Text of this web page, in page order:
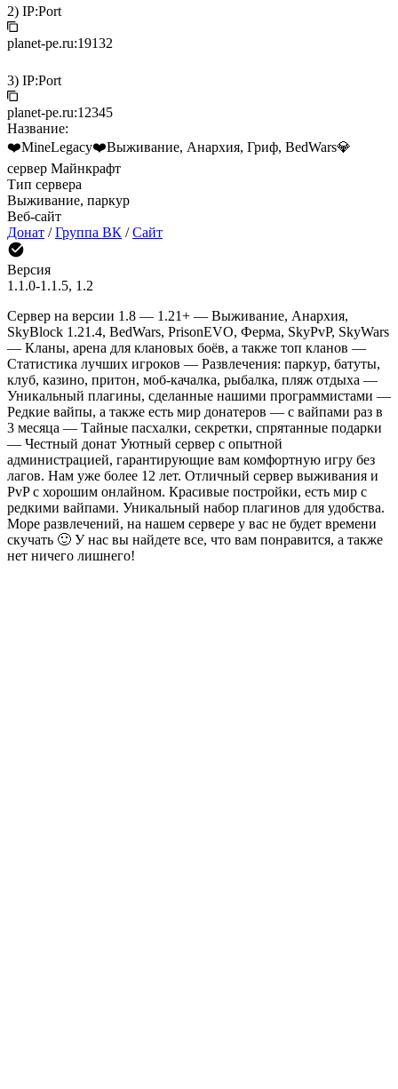
2) IP:Port
planet-pe.ru:19132
3) IP:Port
planet-pe.ru:12345
Название:
❤️MineLegacy❤️Выживание, Анархия, Гриф, BedWars💎
сервер Майнкрафт
Тип сервера
Выживание, паркур
Веб-сайт
Донат /Группа ВК /Сайт
Версия
1.1.0-1.1.5, 1.2
Сервер на версии 1.8 — 1.21+ — Выживание, Анархия,
SkyBlock 1.21.4, BedWars, PrisonEVO, Ферма, SkyPvP, SkyWars
— Кланы, арена для клановых боёв, а также топ кланов —
Статистика лучших игроков — Развлечения: паркур, батуты,
клуб, казино, притон, моб-качалка, рыбалка, пляж отдыха —
Уникальный плагины, сделанные нашими программистами —
Редкие вайпы, а также есть мир донатеров — с вайпами раз в
3 месяца — Тайные пасхалки, секретки, спрятанные подарки
— Честный донат Уютный сервер с опытной
администрацией, гарантирующие вам комфортную игру без
лагов. Нам уже более 12 лет. Отличный сервер выживания и
PvP с хорошим онлайном. Красивые постройки, есть мир c
редкими вайпами. Уникальный набор плагинов для удобства.
Море развлечений, на нашем сервере у вас не будет времени
скучать 🙂 У нас вы найдете все, что вам понравится, а также
нет ничего лишнего!